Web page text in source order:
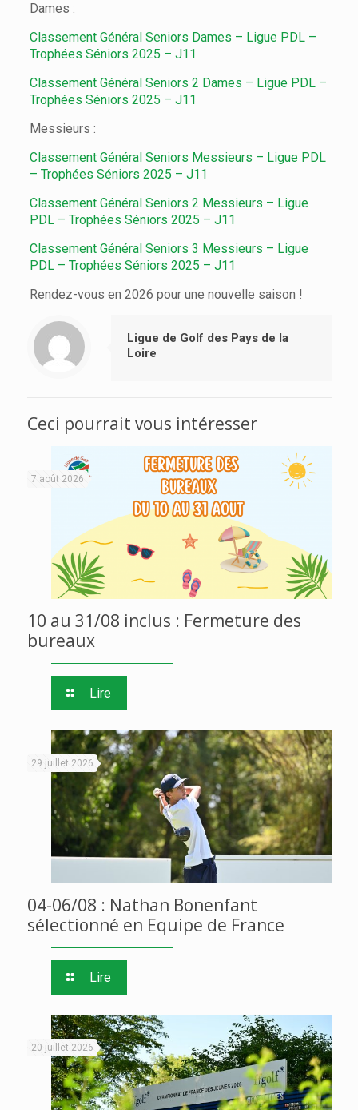
Dames :
Classement Général Seniors Dames – Ligue PDL –
Trophées Séniors 2025 – J11
Classement Général Seniors 2 Dames – Ligue PDL –
Trophées Séniors 2025 – J11
Messieurs :
Classement Général Seniors Messieurs – Ligue PDL
– Trophées Séniors 2025 – J11
Classement Général Seniors 2 Messieurs – Ligue
PDL – Trophées Séniors 2025 – J11
Classement Général Seniors 3 Messieurs – Ligue
PDL – Trophées Séniors 2025 – J11
Rendez-vous en 2026 pour une nouvelle saison !
Ligue de Golf des Pays de la
Loire
Ceci pourrait vous intéresser
7 août 2026
10 au 31/08 inclus : Fermeture des
bureaux
Lire
29 juillet 2026
04-06/08 : Nathan Bonenfant
sélectionné en Equipe de France
Lire
20 juillet 2026